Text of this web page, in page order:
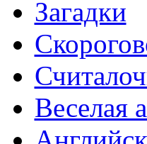
Загадки
Веселая